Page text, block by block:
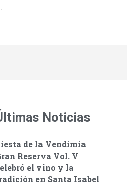
Noticias
de la Vendimia
Reserva Vol. V
el vino y la
en Santa Isabel